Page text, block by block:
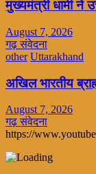
मुख्यमंत्री धामी ने
August 7, 2026
गढ़ संवेदना
other Uttarakhand
अखिल भारतीय
August 7, 2026
गढ़ संवेदना
https://